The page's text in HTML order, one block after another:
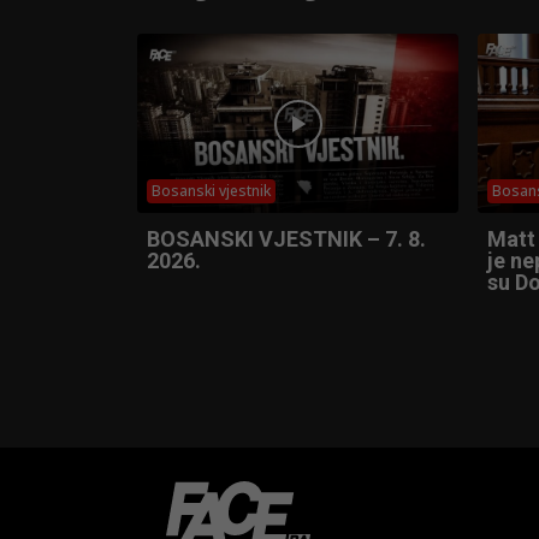
Bosanski vjestnik
BOSANSKI VJESTNIK – 7. 8.
2026.
Matt
je
su